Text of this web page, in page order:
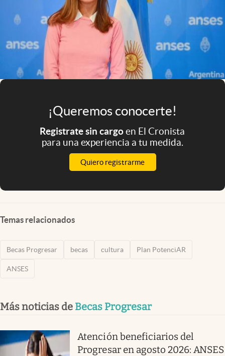
Eventos Corporativos
El Cronista Studio
abre en nueva pestaña
¡Queremos conocerte!
Registrate sin cargoen El Cronista
para una experiencia a tu medida.
Quiero registrarme
Temas relacionados
Becas Progresar becas cultura Plan PotenciAR
ANSES
Más noticias de Becas Progresar
Atención beneficiarios del
Progresar en agosto 2026: ANSES